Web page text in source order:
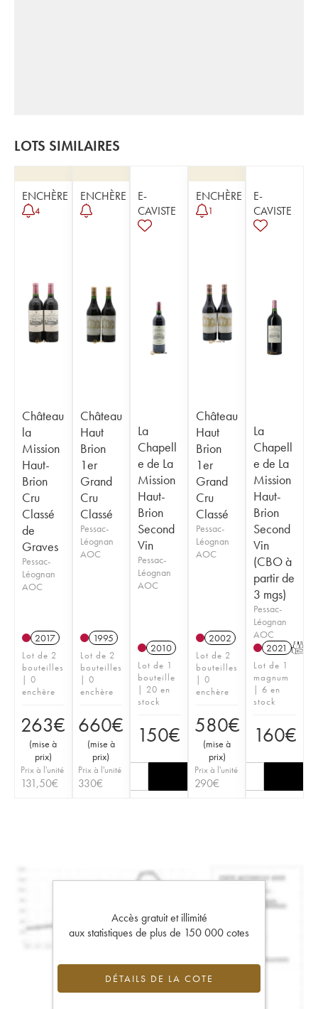
LOTS SIMILAIRES
ENCHÈRE
4
Château
la
Mission
Haut-
Brion
Cru
Classé
de
Graves
Pessac-
Léognan
AOC
2017
Lot de 2
bouteilles
| 0
enchère
263€
(mise à
prix)
Prix à l'unité
131,50€
ENCHÈRE
Château
Haut
Brion
1er
Grand
Cru
Classé
Pessac-
Léognan
AOC
1995
Lot de 2
bouteilles
| 0
enchère
660€
(mise à
prix)
Prix à l'unité
330€
E-
CAVISTE
La
Chapell
e de La
Mission
Haut-
Brion
Second
Vin
Pessac-
Léognan
AOC
2010
Lot de 1
bouteille
| 20 en
stock
150€
ENCHÈRE
1
Château
Haut
Brion
1er
Grand
Cru
Classé
Pessac-
Léognan
AOC
2002
Lot de 2
bouteilles
| 0
enchère
580€
(mise à
prix)
Prix à l'unité
290€
E-
CAVISTE
La
Chapell
e de La
Mission
Haut-
Brion
Second
Vin
(CBO à
partir de
3 mgs)
Pessac-
Léognan
AOC
2021 T
Lot de 1
magnum
| 6 en
stock
160€
Accès gratuit et illimité
aux statistiques de plus de 150 000 cotes
DÉTAILS DE LA COTE